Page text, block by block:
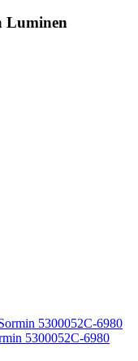
Luminen
5300052C-6980